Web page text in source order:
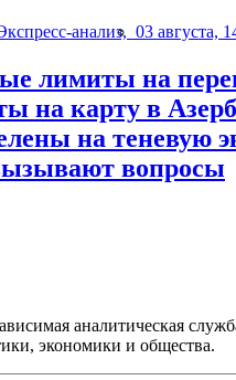
анализ, 03 августа,
лимиты на
на карту в
на теневую
вопросы
аналитическая
экономики и общества.